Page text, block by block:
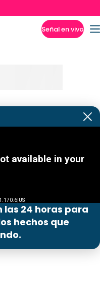
Señal en vivo
las 24 horas para
hechos que